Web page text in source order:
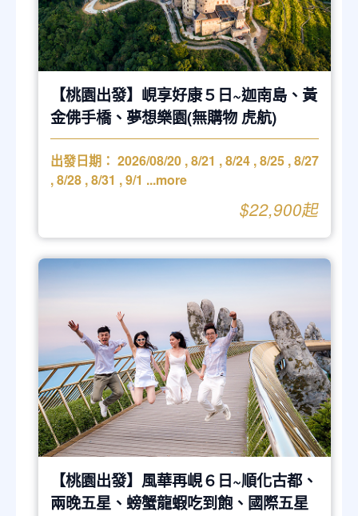
【桃園出發】峴享好康５日~迦南島、黃
金佛手橋、夢想樂園(無購物 虎航)
出發日期：2026/08/20 ,8/21 ,8/24 ,8/25 ,8/27
,8/28 ,8/31 ,9/1 ...more
$22,900起
【桃園出發】風華再峴６日~順化古都、
兩晚五星、螃蟹龍蝦吃到飽、國際五星